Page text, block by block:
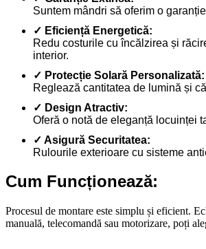
Suntem mândri să oferim o
✓ Eficiență Energetică:
Redu costurile cu încălzirea și
interior.
✓ Protecție Solară Personalizată:
Reglează cantitatea de lumină și
✓ Design Atractiv:
Oferă o notă de eleganță locuinței
✓ Asigură Securitatea:
Rulourile exterioare cu sisteme
Cum Funcționează:
Procesul de montare este simplu și eficient.
manuală, telecomandă sau motorizare, poți